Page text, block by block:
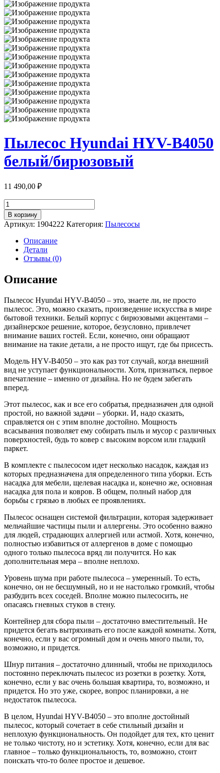
Пылесос Hyundai HYV-B4050
белый/бирюзовый
11 490,00 ₽
Количество
товара
Пылесос
Hyundai
HYV-
B4050
белый/
бирюзовый
В корзину
Артикул: 1904222 Категория: Пылесосы
Описание
Детали
Отзывы (0)
Описание
Пылесос Hyundai HYV-B4050 – это, знаете ли, не просто
пылесос. Это, можно сказать, произведение искусства в мире
бытовой техники. Белый корпус с бирюзовыми акцентами –
дизайнерское решение, которое, безусловно, привлечет
внимание ваших гостей. Если, конечно, они обращают
внимание на такие детали, а не просто ищут, где бы присесть.
Модель HYV-B4050 – это как раз тот случай, когда внешний
вид не уступает функциональности. Хотя, признаться, первое
впечатление – именно от дизайна. Но не будем забегать
вперед.
Этот пылесос, как и все его собратья, предназначен для одной
простой, но важной задачи – уборки. И, надо сказать,
справляется он с этим вполне достойно. Мощность
всасывания позволяет ему собирать пыль и мусор с различных
поверхностей, будь то ковер с высоким ворсом или гладкий
паркет.
В комплекте с пылесосом идет несколько насадок, каждая из
которых предназначена для определенного типа уборки. Есть
насадка для мебели, щелевая насадка и, конечно же, основная
насадка для пола и ковров. В общем, полный набор для
борьбы с грязью в любых ее проявлениях.
Пылесос оснащен системой фильтрации, которая задерживает
мельчайшие частицы пыли и аллергены. Это особенно важно
для людей, страдающих аллергией или астмой. Хотя, конечно,
полностью избавиться от аллергенов в доме с помощью
одного только пылесоса вряд ли получится. Но как
дополнительная мера – вполне неплохо.
Уровень шума при работе пылесоса – умеренный. То есть,
конечно, он не бесшумный, но и не настолько громкий, чтобы
разбудить всех соседей. Вполне можно пылесосить, не
опасаясь гневных стуков в стену.
Контейнер для сбора пыли – достаточно вместительный. Не
придется бегать вытряхивать его после каждой комнаты. Хотя,
конечно, если у вас огромный дом и очень много пыли, то,
возможно, и придется.
Шнур питания – достаточно длинный, чтобы не приходилось
постоянно переключать пылесос из розетки в розетку. Хотя,
конечно, если у вас очень большая квартира, то, возможно, и
придется. Но это уже, скорее, вопрос планировки, а не
недостаток пылесоса.
В целом, Hyundai HYV-B4050 – это вполне достойный
пылесос, который сочетает в себе стильный дизайн и
неплохую функциональность. Он подойдет для тех, кто ценит
не только чистоту, но и эстетику. Хотя, конечно, если для вас
главное – только функциональность, то, возможно, стоит
поискать что-то более простое и дешевое.